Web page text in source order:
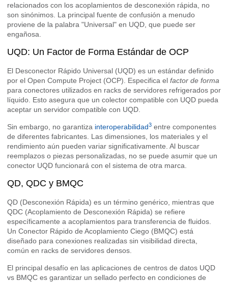
relacionados con los acoplamientos de desconexión rápida, no
son sinónimos. La principal fuente de confusión a menudo
proviene de la palabra "Universal" en UQD, que puede ser
engañosa.
UQD: Un Factor de Forma Estándar de OCP
El Desconector Rápido Universal (UQD) es un estándar definido
por el Open Compute Project (OCP). Especifica el factor de forma
para conectores utilizados en racks de servidores refrigerados por
líquido. Esto asegura que un colector compatible con UQD pueda
aceptar un servidor compatible con UQD.
Sin embargo, no garantiza interoperabilidad3 entre componentes
de diferentes fabricantes. Las dimensiones, los materiales y el
rendimiento aún pueden variar significativamente. Al buscar
reemplazos o piezas personalizadas, no se puede asumir que un
conector UQD funcionará con el sistema de otra marca.
QD, QDC y BMQC
QD (Desconexión Rápida) es un término genérico, mientras que
QDC (Acoplamiento de Desconexión Rápida) se refiere
específicamente a acoplamientos para transferencia de fluidos.
Un Conector Rápido de Acoplamiento Ciego (BMQC) está
diseñado para conexiones realizadas sin visibilidad directa,
común en racks de servidores densos.
El principal desafío en las aplicaciones de centros de datos UQD
vs BMQC es garantizar un sellado perfecto en condiciones de